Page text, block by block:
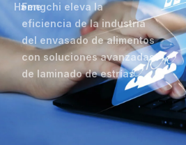
Home
>
Fengchi eleva la
eficiencia de la industria
del envasado de alimentos
con soluciones avanzadas
de laminado de estrías